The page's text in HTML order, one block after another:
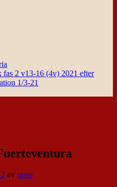
fas 2 v13-16 (4v) 2021 efter
1/3-21
av nisse